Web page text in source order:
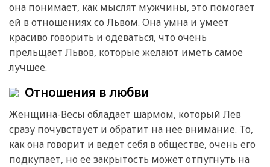
она понимает, как мыслят мужчины, это помогает
ей в отношениях со Львом. Она умна и умеет
красиво говорить и одеваться, что очень
прельщает Львов, которые желают иметь самое
лучшее.
Отношения в любви
Женщина-Весы обладает шармом, который Лев
сразу почувствует и обратит на нее внимание. То,
как она говорит и ведет себя в обществе, очень его
подкупает, но ее закрытость может отпугнуть на